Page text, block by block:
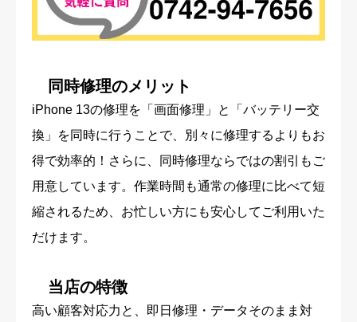
同時修理のメリット
iPhone 13の修理を「画面修理」と「バッテリー交
換」を同時に行うことで、別々に修理するよりもお
得で効率的！さらに、同時修理ならではの割引もご
用意しています。作業時間も通常の修理に比べて短
縮されるため、お忙しい方にも安心してご利用いた
だけます。
当店の特徴
高い顧客対応力と、即日修理・データそのまま対